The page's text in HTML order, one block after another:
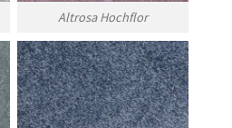
Altrosa Hochflor